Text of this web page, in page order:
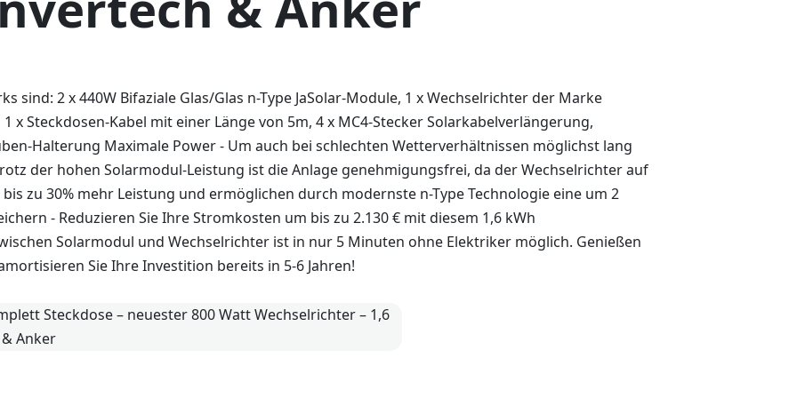
2 x 440W Bifaziale Glas/Glas n-Type JaSolar-Module, 1 x Wechselrichter der Marke
x Steckdosen-Kabel mit einer Länge von 5m, 4 x MC4-Stecker Solarkabelverlängerung,
Halterung Maximale Power - Um auch bei schlechten Wetterverhältnissen möglichst lang
der hohen Solarmodul-Leistung ist die Anlage genehmigungsfrei, da der Wechselrichter auf
zu 30% mehr Leistung und ermöglichen durch modernste n-Type Technologie eine um 2
- Reduzieren Sie Ihre Stromkosten um bis zu 2.130 € mit diesem 1,6 kWh
Solarmodul und Wechselrichter ist in nur 5 Minuten ohne Elektriker möglich. Genießen
Sie Ihre Investition bereits in 5-6 Jahren!